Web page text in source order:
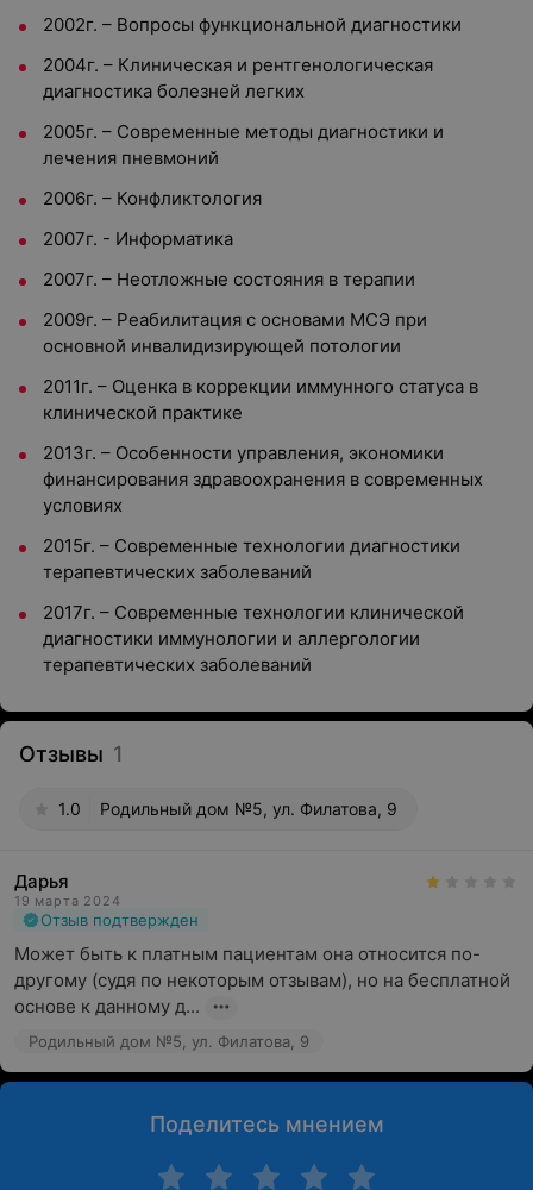
2002г. – Вопросы функциональной диагностики
2004г. – Клиническая и рентгенологическая
диагностика болезней легких
2005г. – Современные методы диагностики и
лечения пневмоний
2006г. – Конфликтология
2007г. - Информатика
2007г. – Неотложные состояния в терапии
2009г. – Реабилитация с основами МСЭ при
основной инвалидизирующей потологии
2011г. – Оценка в коррекции иммунного статуса в
клинической практике
2013г. – Особенности управления, экономики
финансирования здравоохранения в современных
условиях
2015г. – Современные технологии диагностики
терапевтических заболеваний
2017г. – Современные технологии клинической
диагностики иммунологии и аллергологии
терапевтических заболеваний
Отзывы 1
1.0 Родильный дом №5, ул. Филатова, 9
Дарья
19 марта 2024
Отзыв подтвержден
Может быть к платным пациентам она относится по-
другому (судя по некоторым отзывам), но на бесплатной
основе к данному д...
Родильный дом №5, ул. Филатова, 9
Поделитесь мнением